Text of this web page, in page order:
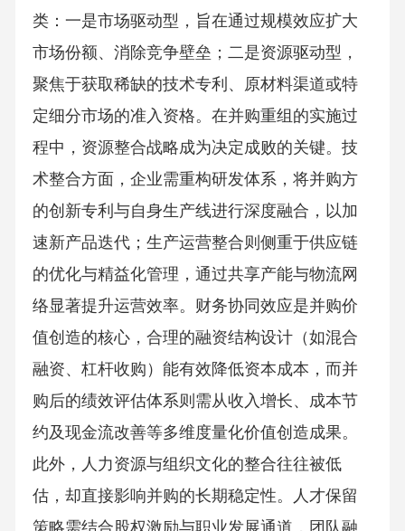
类：一是市场驱动型，旨在通过规模效应扩大
市场份额、消除竞争壁垒；二是资源驱动型，
聚焦于获取稀缺的技术专利、原材料渠道或特
定细分市场的准入资格。在并购重组的实施过
程中，资源整合战略成为决定成败的关键。技
术整合方面，企业需重构研发体系，将并购方
的创新专利与自身生产线进行深度融合，以加
速新产品迭代；生产运营整合则侧重于供应链
的优化与精益化管理，通过共享产能与物流网
络显著提升运营效率。财务协同效应是并购价
值创造的核心，合理的融资结构设计（如混合
融资、杠杆收购）能有效降低资本成本，而并
购后的绩效评估体系则需从收入增长、成本节
约及现金流改善等多维度量化价值创造成果。
此外，人力资源与组织文化的整合往往被低
估，却直接影响并购的长期稳定性。人才保留